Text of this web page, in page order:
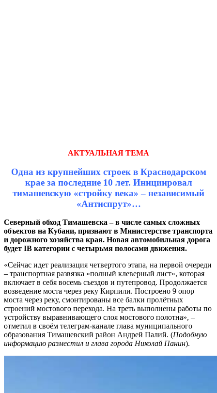
АКТУАЛЬНАЯ ТЕМА
Одна из крупнейших строек в Краснодарском
крае за последние 10 лет. Инициировал
тимашевскую «стройку века» – независимый
«Антиспрут»…
Северный обход Тимашевска – в числе самых сложных
объектов на Кубани, признают в Министерстве транспорта
и дорожного хозяйства края. Новая автомобильная дорога
будет IВ категории с четырьмя полосами движения.
«Сейчас идет реализация четвертого этапа, на первой очереди
– транспортная развязка «полный клеверный лист», которая
включает в себя восемь съездов и путепровод. Продолжается
возведение моста через реку Кирпили. Построено 9 опор
моста через реку, смонтированы все балки пролётных
строений мостового перехода. На треть выполнены работы по
устройству выравнивающего слоя мостового полотна», –
отметил в своём телеграм-канале глава муниципального
образования Тимашевский район Андрей Палий. (Подобную
информацию разместил и глава города Николай Панин).